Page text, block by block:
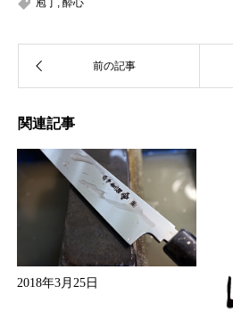
庖丁, 酔心
関連記事
2018年3月25日